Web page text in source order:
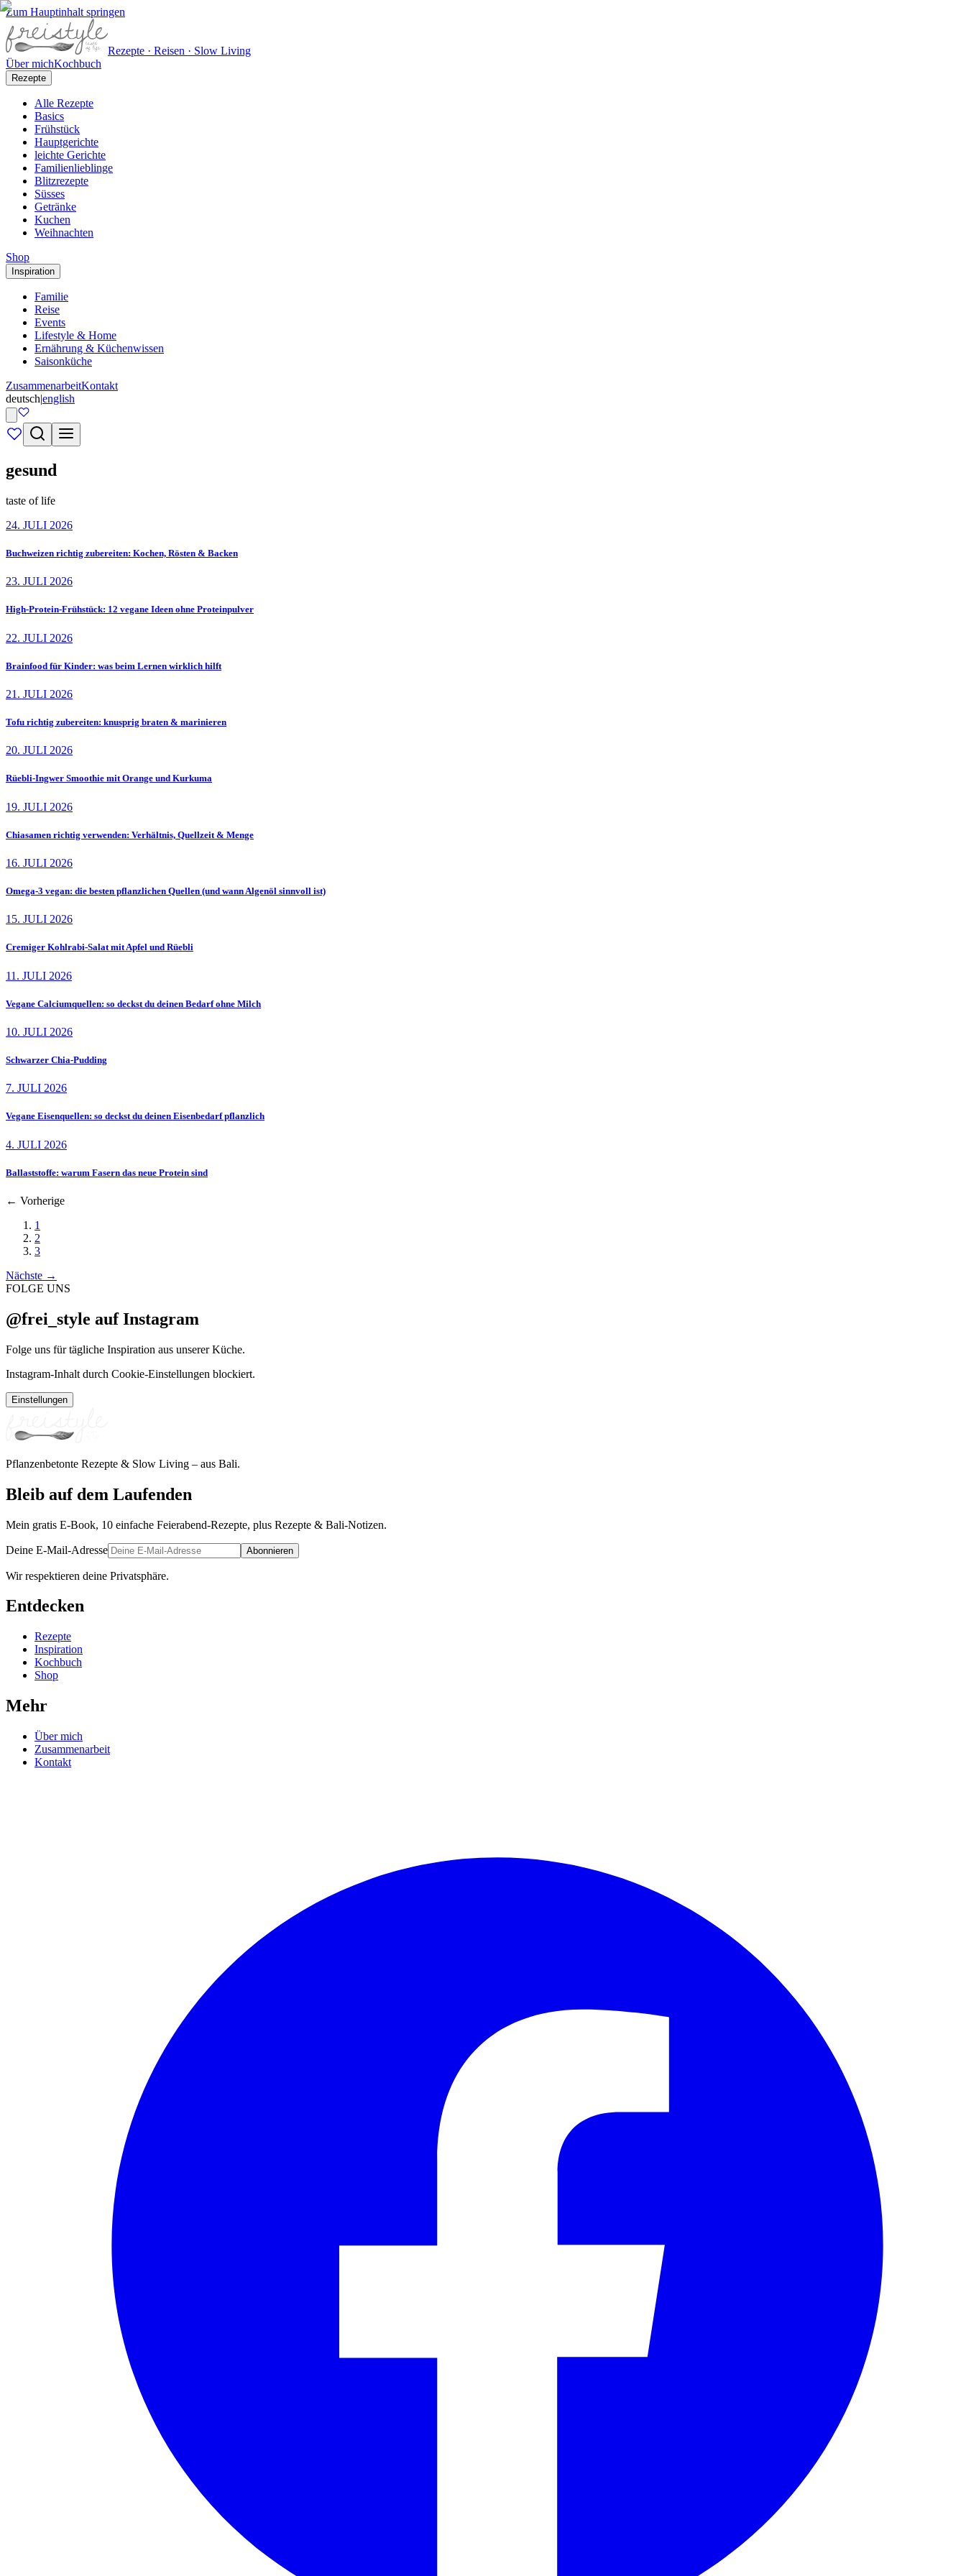
Zum Hauptinhalt springen
Rezepte · Reisen · Slow Living
Über michKochbuch
Rezepte
Alle Rezepte
Basics
Frühstück
Hauptgerichte
leichte Gerichte
Familienlieblinge
Blitzrezepte
Süsses
Getränke
Kuchen
Weihnachten
Shop
Inspiration
Familie
Reise
Events
Lifestyle & Home
Ernährung & Küchenwissen
Saisonküche
ZusammenarbeitKontakt
deutsch|english
gesund
taste of life
24. JULI 2026
Buchweizen richtig zubereiten: Kochen, Rösten & Backen
23. JULI 2026
High-Protein-Frühstück: 12 vegane Ideen ohne Proteinpulver
22. JULI 2026
Brainfood für Kinder: was beim Lernen wirklich hilft
21. JULI 2026
Tofu richtig zubereiten: knusprig braten & marinieren
20. JULI 2026
Rüebli-Ingwer Smoothie mit Orange und Kurkuma
19. JULI 2026
Chiasamen richtig verwenden: Verhältnis, Quellzeit & Menge
16. JULI 2026
Omega-3 vegan: die besten pflanzlichen Quellen (und wann Algenöl sinnvoll ist)
15. JULI 2026
Cremiger Kohlrabi-Salat mit Apfel und Rüebli
11. JULI 2026
Vegane Calciumquellen: so deckst du deinen Bedarf ohne Milch
10. JULI 2026
Schwarzer Chia-Pudding
7. JULI 2026
Vegane Eisenquellen: so deckst du deinen Eisenbedarf pflanzlich
4. JULI 2026
Ballaststoffe: warum Fasern das neue Protein sind
← Vorherige
1
2
3
Nächste →
FOLGE UNS
@frei_style auf Instagram
Folge uns für tägliche Inspiration aus unserer Küche.
Instagram-Inhalt durch Cookie-Einstellungen blockiert.
Einstellungen
Pflanzenbetonte Rezepte & Slow Living – aus Bali.
Bleib auf dem Laufenden
Mein gratis E-Book, 10 einfache Feierabend-Rezepte, plus Rezepte & Bali-Notizen.
Deine E-Mail-Adresse Abonnieren
Wir respektieren deine Privatsphäre.
Entdecken
Rezepte
Inspiration
Kochbuch
Shop
Mehr
Über mich
Zusammenarbeit
Kontakt